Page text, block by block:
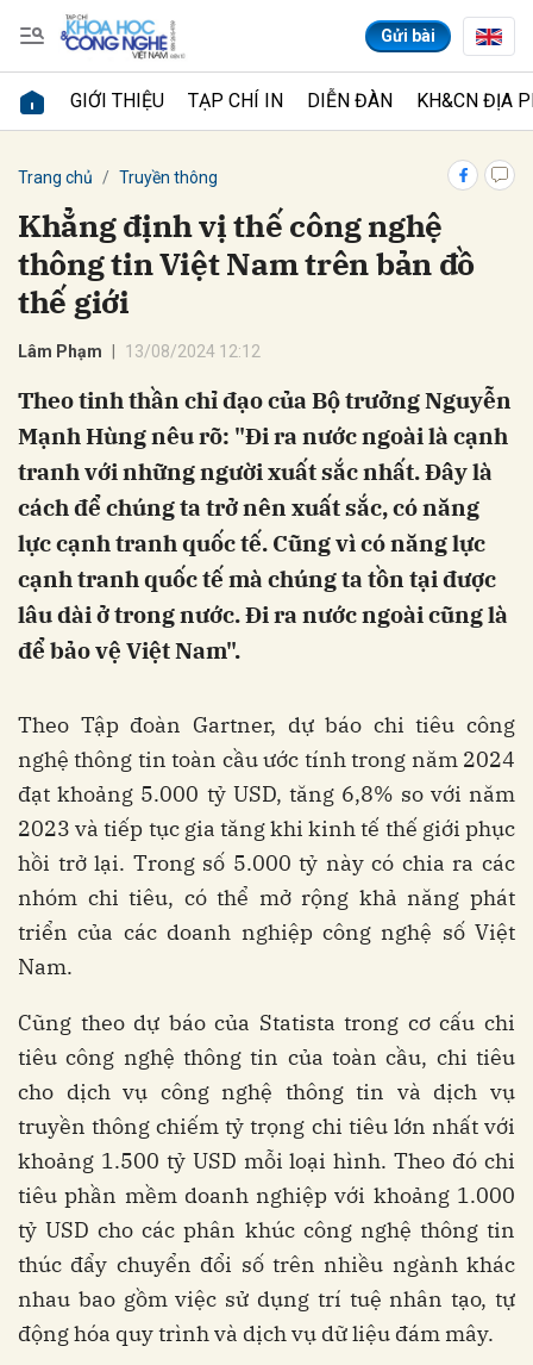
Gửi bài
GIỚI THIỆU TẠP CHÍ IN DIỄN ĐÀN KH&CN ĐỊA
Trang chủ Truyền thông
Khẳng định vị thế công nghệ
thông tin Việt Nam trên bản đồ
thế giới
Lâm Phạm 13/08/2024 12:12
Theo tinh thần chỉ đạo của Bộ trưởng Nguyễn
Mạnh Hùng nêu rõ: "Đi ra nước ngoài là cạnh
tranh với những người xuất sắc nhất. Đây là
cách để chúng ta trở nên xuất sắc, có năng
lực cạnh tranh quốc tế. Cũng vì có năng lực
cạnh tranh quốc tế mà chúng ta tồn tại được
lâu dài ở trong nước. Đi ra nước ngoài cũng là
để bảo vệ Việt Nam".
Theo Tập đoàn Gartner, dự báo chi tiêu công
nghệ thông tin toàn cầu ước tính trong năm 2024
đạt khoảng 5.000 tỷ USD, tăng 6,8% so với năm
2023 và tiếp tục gia tăng khi kinh tế thế giới phục
hồi trở lại. Trong số 5.000 tỷ này có chia ra các
nhóm chi tiêu, có thể mở rộng khả năng phát
triển của các doanh nghiệp công nghệ số Việt
Nam.
Cũng theo dự báo của Statista trong cơ cấu chi
tiêu công nghệ thông tin của toàn cầu, chi tiêu
cho dịch vụ công nghệ thông tin và dịch vụ
truyền thông chiếm tỷ trọng chi tiêu lớn nhất với
khoảng 1.500 tỷ USD mỗi loại hình. Theo đó chi
tiêu phần mềm doanh nghiệp với khoảng 1.000
tỷ USD cho các phân khúc công nghệ thông tin
thúc đẩy chuyển đổi số trên nhiều ngành khác
nhau bao gồm việc sử dụng trí tuệ nhân tạo, tự
động hóa quy trình và dịch vụ dữ liệu đám mây.
Gửi bình luận
Hủy Gửi